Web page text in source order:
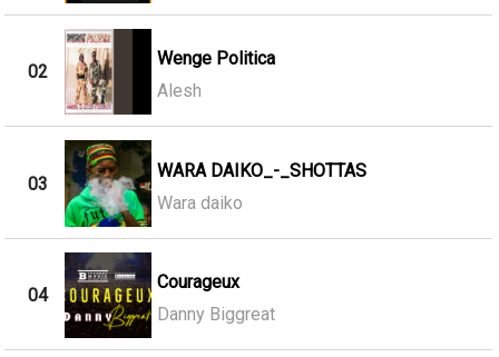
02
Wenge Politica
Alesh
03
WARA DAIKO_-_SHOTTAS
Wara daiko
04
Courageux
Danny Biggreat